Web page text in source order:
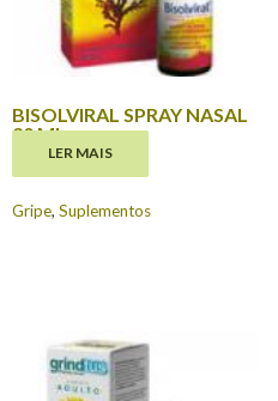
BISOLVIRAL SPRAY NASAL
20 ML
8.60
LER MAIS
Gripe, Suplementos